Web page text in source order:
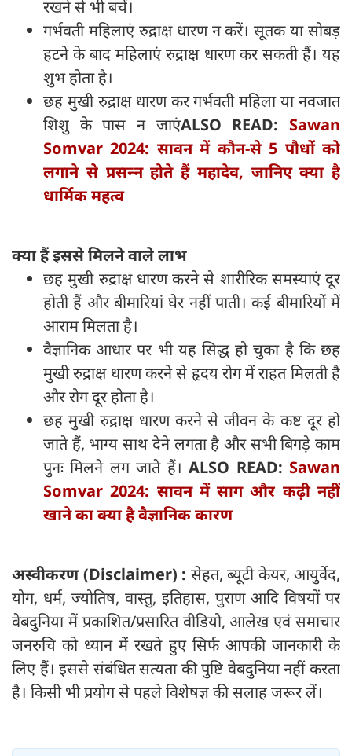
रखने से भी बचें।
गर्भवती महिलाएं रुद्राक्ष धारण न करें। सूतक या सोबड़
हटने के बाद महिलाएं रुद्राक्ष धारण कर सकती हैं। यह
शुभ होता है।
छह मुखी रुद्राक्ष धारण कर गर्भवती महिला या नवजात
शिशु के पास न जाएंALSO READ: Sawan
Somvar 2024: सावन में कौन-से 5 पौधों को
लगाने से प्रसन्‍न होते हैं महादेव, जानिए क्या है
धार्मिक महत्व
क्या हैं इससे मिलने वाले लाभ
छह मुखी रुद्राक्ष धारण करने से शारीरिक समस्याएं दूर
होती हैं और बीमारियां घेर नहीं पाती। कई बीमारियों में
आराम मिलता है।
वैज्ञानिक आधार पर भी यह सिद्ध हो चुका है कि छह
मुखी रुद्राक्ष धारण करने से हृदय रोग में राहत मिलती है
और रोग दूर होता है।
छह मुखी रुद्राक्ष धारण करने से जीवन के कष्ट दूर हो
जाते हैं, भाग्य साथ देने लगता है और सभी बिगड़े काम
पुनः मिलने लग जाते हैं।ALSO READ: Sawan
Somvar 2024: सावन में साग और कढ़ी नहीं
खाने का क्या है वैज्ञानिक कारण
अस्वीकरण (Disclaimer) : सेहत, ब्यूटी केयर, आयुर्वेद,
योग, धर्म, ज्योतिष, वास्तु, इतिहास, पुराण आदि विषयों पर
वेबदुनिया में प्रकाशित/प्रसारित वीडियो, आलेख एवं समाचार
जनरुचि को ध्यान में रखते हुए सिर्फ आपकी जानकारी के
लिए हैं। इससे संबंधित सत्यता की पुष्टि वेबदुनिया नहीं करता
है। किसी भी प्रयोग से पहले विशेषज्ञ की सलाह जरूर लें।